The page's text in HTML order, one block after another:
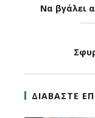
Να βγάλει
ΔΙΑΒΑΣΤΕ